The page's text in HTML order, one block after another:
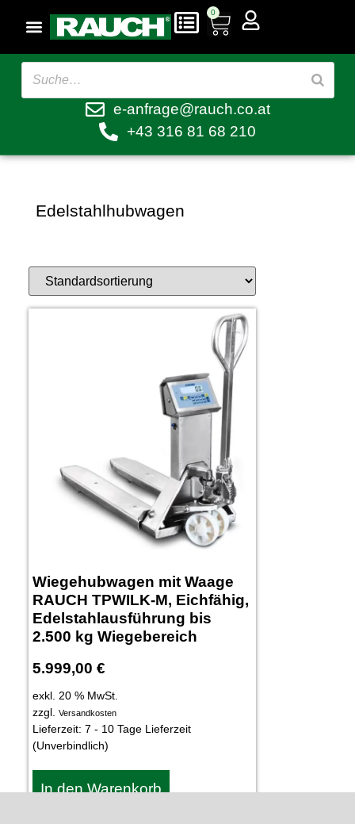
0
e-anfrage@rauch.co.at
+43 316 81 68 210
Edelstahlhubwagen
Wiegehubwagen mit Waage
RAUCH TPWILK-M, Eichfähig,
Edelstahlausführung bis
2.500 kg Wiegebereich
5.999,00 €
exkl. 20 % MwSt.
zzgl.
Versandkosten
Lieferzeit: 7 - 10 Tage Lieferzeit
(Unverbindlich)
In den Warenkorb